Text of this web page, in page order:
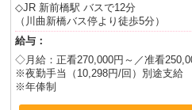
◇JR 新前橋駅 バスで12分
（川曲新橋バス停より徒歩5分）
給与：
◇月給：正看270,000円～／准看
※夜勤手当（10,298円/回）別途支給
※年俸制